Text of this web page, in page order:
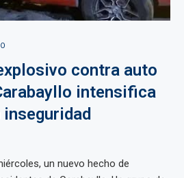
contra auto
intensifica
un nuevo hecho de